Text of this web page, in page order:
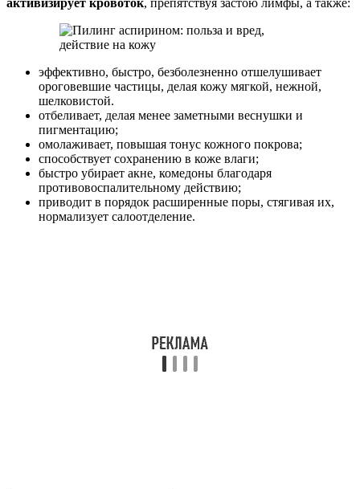
эффективно, быстро, безболезненно отшелушивает
ороговевшие частицы, делая кожу мягкой, нежной,
шелковистой.
отбеливает, делая менее заметными веснушки и
пигментацию;
омолаживает, повышая тонус кожного покрова;
способствует сохранению в коже влаги;
быстро убирает акне, комедоны благодаря
противовоспалительному действию;
приводит в порядок расширенные поры, стягивая их,
нормализует салоотделение.